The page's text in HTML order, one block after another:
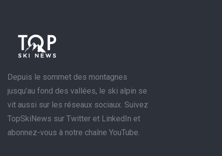
Depuis le sommet des montagnes
jusqu’au fond des vallées, le ski alpin se
vit aussi sur les réseaux sociaux. Suivez
TopSkiNews sur Twitter et LinkedIn et
abonnez-vous à notre chaîne YouTube.